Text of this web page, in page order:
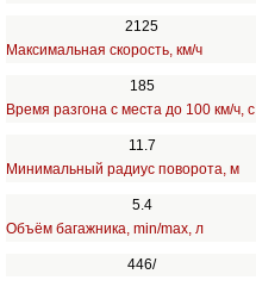
2125
Максимальная скорость, км/ч
185
Время разгона с места до 100 км/ч, с
11.7
Минимальный радиус поворота, м
5.4
Объём багажника, min/max, л
446/